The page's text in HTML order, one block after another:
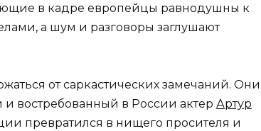
в кадре европейцы равнодушны к
а шум и разговоры заглушают
от саркастических замечаний. Они
и востребованный в России актер Артур
превратился в нищего просителя и